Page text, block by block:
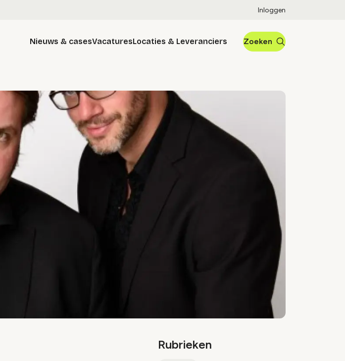
Inloggen
Nieuws & casesVacaturesLocaties & Leveranciers Zoeken
Rubrieken